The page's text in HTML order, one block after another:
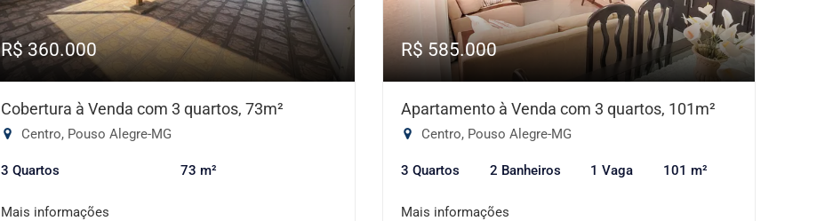
R$ 360.000
Cobertura à Venda com 3 quartos, 73m²
Centro, Pouso Alegre-MG
3 Quartos 73 m²
Mais informações
R$ 585.000
Apartamento à Venda com 3 quartos, 101m²
Centro, Pouso Alegre-MG
3 Quartos 2 Banheiros 1 Vaga 101 m²
Mais informações